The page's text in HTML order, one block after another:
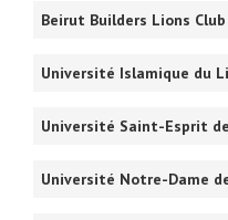
Beirut Builders Lions Club
Université Islamique du
Université Saint-Esprit
Université Notre-Dame